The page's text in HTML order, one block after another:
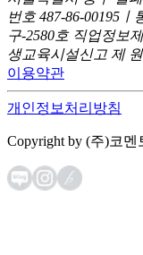
번호 487-86-00195
구-2580호 직업정보
생교육시설신고 제
이용약관
개인정보처리방침
Copyright by (주)코멘